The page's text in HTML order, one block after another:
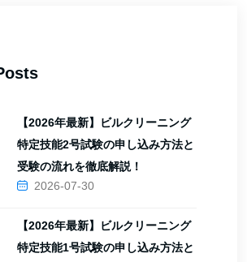
【2026年最新】ビルクリーニング
特定技能2号試験の申し込み方法と
受験の流れを徹底解説！
2026-07-30
【2026年最新】ビルクリーニング
特定技能1号試験の申し込み方法と